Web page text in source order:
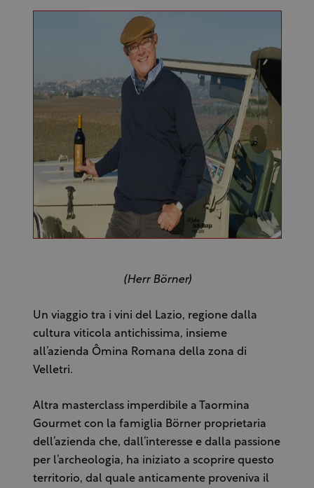
(Herr Börner)
Un viaggio tra i vini del Lazio, regione dalla
cultura viticola antichissima, insieme
all’azienda Ômina Romana della zona di
Velletri.
Altra masterclass imperdibile a Taormina
Gourmet con la famiglia Börner proprietaria
dell’azienda che, dall’interesse e dalla passione
per l’archeologia, ha iniziato a scoprire questo
territorio, dal quale anticamente proveniva il